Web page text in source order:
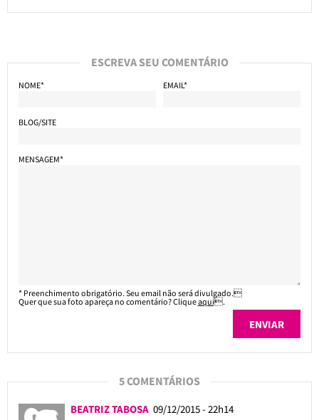
ESCREVA SEU COMENTÁRIO
NOME* EMAIL*
BLOG/SITE
MENSAGEM*
* Preenchimento obrigatório. Seu email não será divulgado.
Quer que sua foto apareça no comentário? Cliqueaqui.
5 COMENTÁRIOS
BEATRIZ TABOSA 09/12/2015 - 22h14